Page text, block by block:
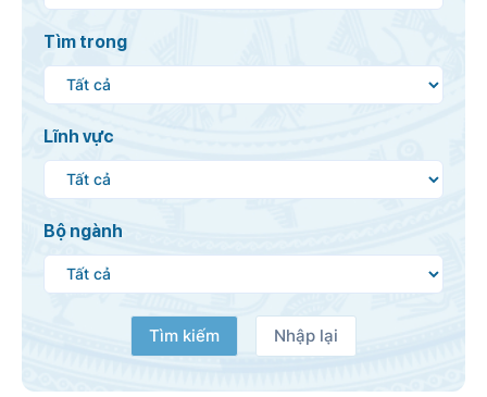
Tìm trong
Lĩnh vực
Bộ ngành
Tìm kiếm Nhập lại